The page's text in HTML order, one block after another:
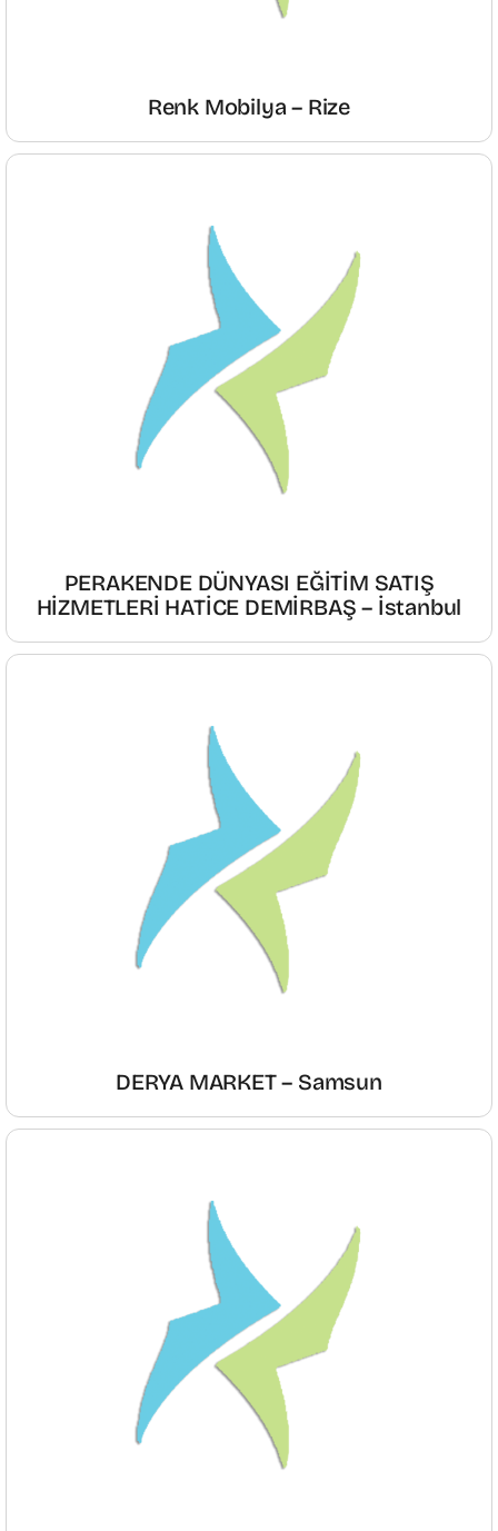
Renk Mobilya – Rize
PERAKENDE DÜNYASI EĞİTİM SATIŞ
HİZMETLERİ HATİCE DEMİRBAŞ – İstanbul
DERYA MARKET – Samsun